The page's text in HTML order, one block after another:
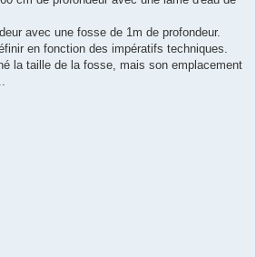
avec une fosse de 1m de profondeur.
en fonction des impératifs techniques.
la taille de la fosse, mais son emplacement